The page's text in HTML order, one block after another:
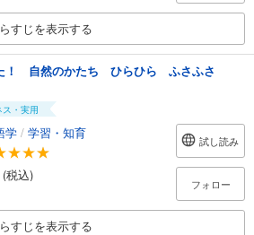
すじを表示する
！ 自然のかたち ひらひら ふさふさ
ス・実用
学 / 学習・知育
税込)
試し読み
フォロー
すじを表示する